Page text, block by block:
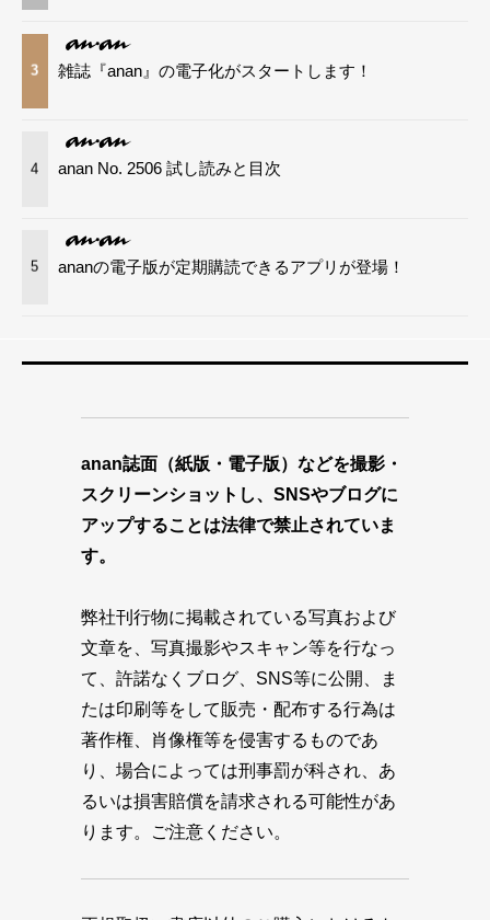
3 雑誌『anan』の電子化がスタートします！
4 anan No. 2506 試し読みと目次
5 ananの電子版が定期購読できるアプリが登場！
anan誌面（紙版・電子版）などを撮影・
スクリーンショットし、SNSやブログに
アップすることは法律で禁止されていま
す。
弊社刊行物に掲載されている写真および
文章を、写真撮影やスキャン等を行なっ
て、許諾なくブログ、SNS等に公開、ま
たは印刷等をして販売・配布する行為は
著作権、肖像権等を侵害するものであ
り、場合によっては刑事罰が科され、あ
るいは損害賠償を請求される可能性があ
ります。ご注意ください。